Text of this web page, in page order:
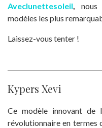
Aveclunettesoleil
nous
modèles les plus
Laissez-vous tenter !
Kypers Xevi
Ce modèle innovant de
révolutionnaire en termes